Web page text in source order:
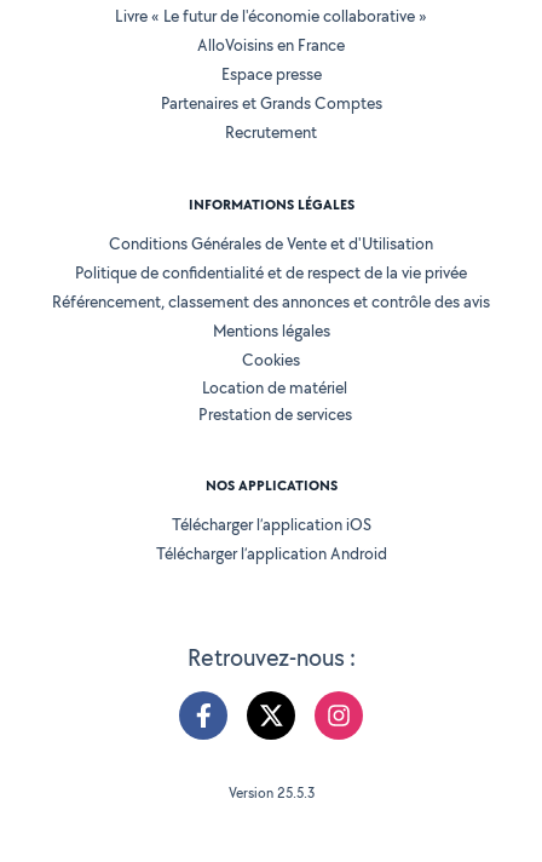
Retrouvez-nous :
Livre « Le futur de l'économie collaborative »
AlloVoisins en France
Espace presse
Partenaires et Grands Comptes
Recrutement
INFORMATIONS LÉGALES
Conditions Générales de Vente et d'Utilisation
Politique de confidentialité et de respect de la vie privée
Référencement, classement des annonces et contrôle des avis
Mentions légales
Cookies
Location de matériel
Prestation de services
NOS APPLICATIONS
Télécharger l’application iOS
Télécharger l’application Android
Version 25.5.3